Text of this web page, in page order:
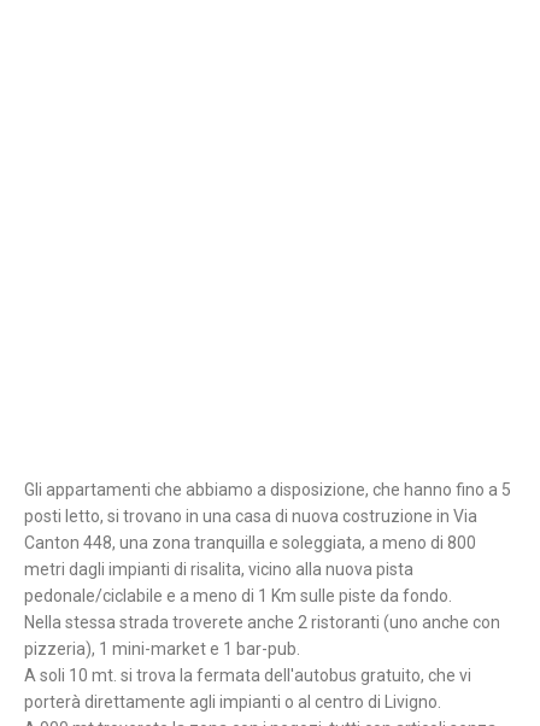
Gli appartamenti che abbiamo a disposizione, che hanno fino a 5
posti letto, si trovano in una casa di nuova costruzione in Via
Canton 448, una zona tranquilla e soleggiata, a meno di 800
metri dagli impianti di risalita, vicino alla nuova pista
pedonale/ciclabile e a meno di 1 Km sulle piste da fondo.
Nella stessa strada troverete anche 2 ristoranti (uno anche con
pizzeria), 1 mini-market e 1 bar-pub.
A soli 10 mt. si trova la fermata dell'autobus gratuito, che vi
porterà direttamente agli impianti o al centro di Livigno.